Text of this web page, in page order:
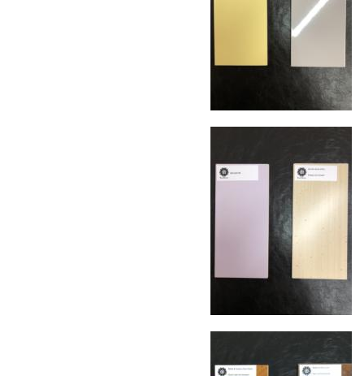
от удалённости объекта и варьируются от 5 до
10 рабочих дней. Возможна срочная доставка
при наличии свободных логистических
Управление логистикой и контроль
реального времени через систему GPS-
мониторинга. Наша команда логистических
международной доставке обеспечивает
полную сохранность груза, соблюдение
Все международные